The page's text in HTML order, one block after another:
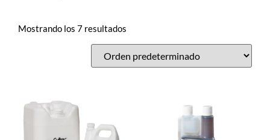
Mostrando los 7 resultados